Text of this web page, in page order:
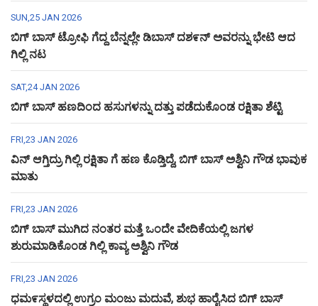
SUN,25 JAN 2026
ಬಿಗ್ ಬಾಸ್ ಟ್ರೋಫಿ ಗೆದ್ದ ಬೆನ್ನಲ್ಲೇ ಡಿಬಾಸ್ ದಶ೯ನ್ ಅವರನ್ನು ಭೇಟಿ ಆದ
ಗಿಲ್ಲಿ ನಟ
SAT,24 JAN 2026
ಬಿಗ್ ಬಾಸ್ ಹಣದಿಂದ ಹಸುಗಳನ್ನು ದತ್ತು ಪಡೆದುಕೊಂಡ ರಕ್ಷಿತಾ ಶೆಟ್ಟಿ
FRI,23 JAN 2026
ವಿನ್ ಆಗ್ತಿದ್ರು ಗಿಲ್ಲಿ ರಕ್ಷಿತಾ ಗೆ ಹಣ ಕೊಡ್ತಿದ್ದೆ, ಬಿಗ್ ಬಾಸ್ ಅಶ್ವಿನಿ ಗೌಡ ಭಾವುಕ
ಮಾತು
FRI,23 JAN 2026
ಬಿಗ್ ಬಾಸ್ ಮುಗಿದ ನಂತರ ಮತ್ತೆ ಒಂದೇ ವೇದಿಕೆಯಲ್ಲಿ ಜಗಳ
ಶುರುಮಾಡಿಕೊಂಡ ಗಿಲ್ಲಿ ಕಾವ್ಯ ಅಶ್ವಿನಿ ಗೌಡ
FRI,23 JAN 2026
ಧಮ೯ಸ್ಥಳದಲ್ಲಿ ಉಗ್ರಂ ಮಂಜು ಮದುವೆ, ಶುಭ ಹಾರೈಸಿದ ಬಿಗ್ ಬಾಸ್